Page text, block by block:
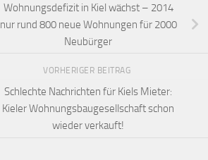
Wohnungsdefizit in Kiel wächst – 2014
nur rund 800 neue Wohnungen für 2000
Neubürger
VORHERIGER BEITRAG
Schlechte Nachrichten für Kiels Mieter:
Kieler Wohnungsbaugesellschaft schon
wieder verkauft!